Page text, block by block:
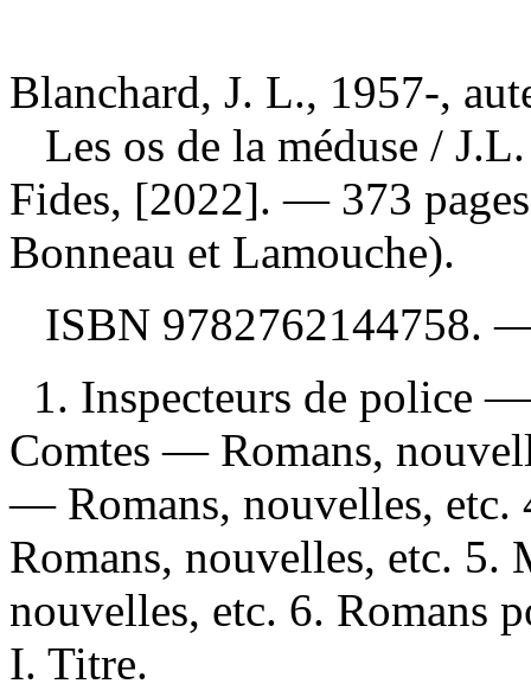
Blanchard, J. L., 1957-,
Les os de la méduse /
Fides, [2022]. — 373
Bonneau et Lamouche).
ISBN 9782762144758.
1. Inspecteurs de police
Comtes — Romans,
— Romans, nouvelles,
Romans, nouvelles, etc.
nouvelles, etc. 6. Romans
I. Titre.